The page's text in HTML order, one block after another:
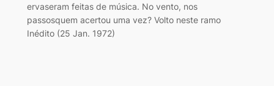
ervaseram feitas de música. No vento, nos
passosquem acertou uma vez? Volto neste ramo
Inédito (25 Jan. 1972)